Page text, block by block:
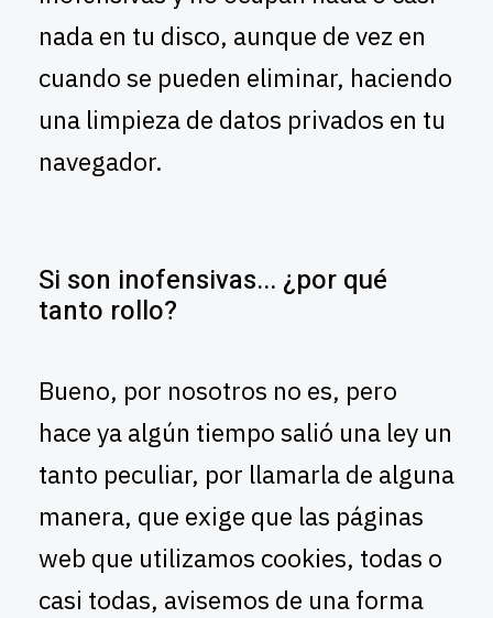
nada en tu disco, aunque de vez en
cuando se pueden eliminar, haciendo
una limpieza de datos privados en tu
navegador.
Si son inofensivas... ¿por qué
tanto rollo?
Bueno, por nosotros no es, pero
hace ya algún tiempo salió una ley un
tanto peculiar, por llamarla de alguna
manera, que exige que las páginas
web que utilizamos cookies, todas o
casi todas, avisemos de una forma